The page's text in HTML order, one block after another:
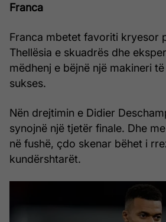
Franca
Franca mbetet favoriti kryesor
Thellësia e skuadrës dhe
mëdhenj e bëjnë një makineri
sukses.
Nën drejtimin e Didier
synojnë një tjetër finale. Dhe
në fushë, çdo skenar bëhet i
kundërshtarët.